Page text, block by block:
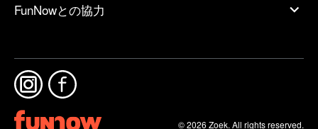
FunNowとの協力
© 2026 Zoek. All rights reserved.